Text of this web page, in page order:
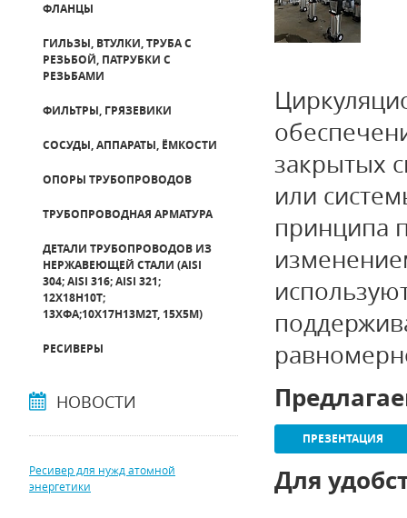
ФЛАНЦЫ
ГИЛЬЗЫ, ВТУЛКИ, ТРУБА С
РЕЗЬБОЙ, ПАТРУБКИ С
РЕЗЬБАМИ
ФИЛЬТРЫ, ГРЯЗЕВИКИ
СОСУДЫ, АППАРАТЫ, ЁМКОСТИ
ОПОРЫ ТРУБОПРОВОДОВ
ТРУБОПРОВОДНАЯ АРМАТУРА
ДЕТАЛИ ТРУБОПРОВОДОВ ИЗ
НЕРЖАВЕЮЩЕЙ СТАЛИ (AISI
304; AISI 316; AISI 321;
12Х18Н10Т;
13ХФА;10Х17Н13М2Т, 15Х5М)
РЕСИВЕРЫ
НОВОСТИ
Ресивер для нужд атомной
энергетики
закрытых
или
принципа
ПРЕЗЕНТАЦИЯ
Для